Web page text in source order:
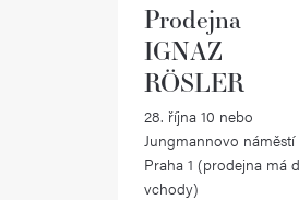
Prodejna
IGNAZ
RÖSLER
28. října 10 nebo
Jungmannovo náměstí
Praha 1 (prodejna má
vchody)